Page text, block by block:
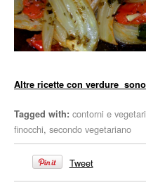
Altre ricette con verdure
Tagged with: contorni e
finocchi, secondo vegetariano
Tweet